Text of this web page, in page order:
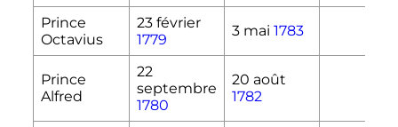
Prince
Octavius
23 février
1779
3 mai 1783
Prince
Alfred
22
septembre
1780
20 août
1782